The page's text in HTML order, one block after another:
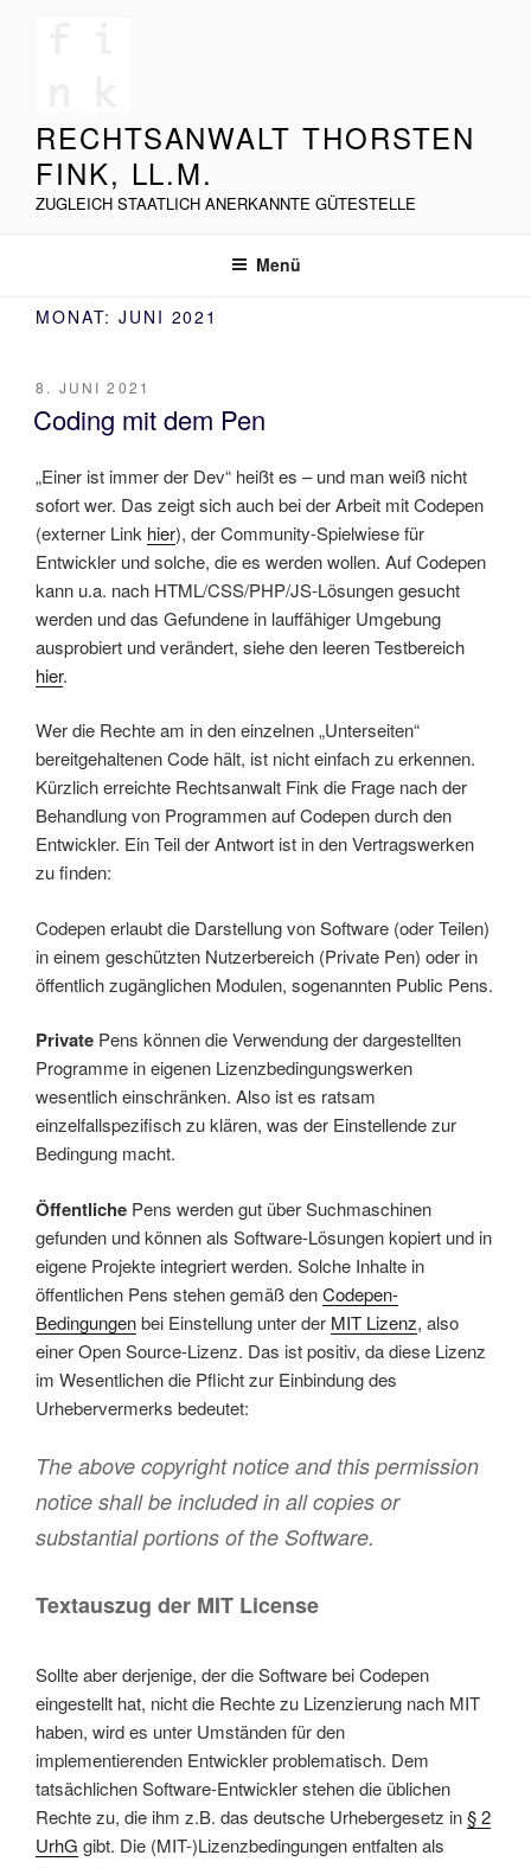
RECHTSANWALT THORSTEN
FINK, LL.M.
ZUGLEICH STAATLICH ANERKANNTE GÜTESTELLE
Menü
MONAT: JUNI 2021
VERÖFFENTLICHT
AM
8. JUNI 2021
Coding mit dem Pen
„Einer ist immer der Dev“ heißt es – und man weiß nicht
sofort wer. Das zeigt sich auch bei der Arbeit mit Codepen
(externer Link hier), der Community-Spielwiese für
Entwickler und solche, die es werden wollen. Auf Codepen
kann u.a. nach HTML/CSS/PHP/JS-Lösungen gesucht
werden und das Gefundene in lauffähiger Umgebung
ausprobiert und verändert, siehe den leeren Testbereich
hier.
Wer die Rechte am in den einzelnen „Unterseiten“
bereitgehaltenen Code hält, ist nicht einfach zu erkennen.
Kürzlich erreichte Rechtsanwalt Fink die Frage nach der
Behandlung von Programmen auf Codepen durch den
Entwickler. Ein Teil der Antwort ist in den Vertragswerken
zu finden:
Codepen erlaubt die Darstellung von Software (oder Teilen)
in einem geschützten Nutzerbereich (Private Pen) oder in
öffentlich zugänglichen Modulen, sogenannten Public Pens.
Private Pens können die Verwendung der dargestellten
Programme in eigenen Lizenzbedingungswerken
wesentlich einschränken. Also ist es ratsam
einzelfallspezifisch zu klären, was der Einstellende zur
Bedingung macht.
Öffentliche Pens werden gut über Suchmaschinen
gefunden und können als Software-Lösungen kopiert und in
eigene Projekte integriert werden. Solche Inhalte in
öffentlichen Pens stehen gemäß denCodepen-
Bedingungenbei Einstellung unter der MIT Lizenz, also
einer Open Source-Lizenz. Das ist positiv, da diese Lizenz
im Wesentlichen die Pflicht zur Einbindung des
Urhebervermerks bedeutet:
The above copyright notice and this permission
notice shall be included in all copies or
substantial portions of the Software.
Textauszug der MIT License
Sollte aber derjenige, der die Software bei Codepen
eingestellt hat, nicht die Rechte zu Lizenzierung nach MIT
haben, wird es unter Umständen für den
implementierenden Entwickler problematisch. Dem
tatsächlichen Software-Entwickler stehen die üblichen
Rechte zu, die ihm z.B. das deutsche Urhebergesetz in§ 2
UrhG gibt. Die (MIT-)Lizenzbedingungen entfalten als